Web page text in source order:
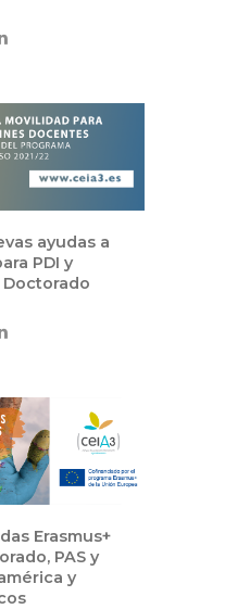
ayudas a
PDI y
Erasmus+
PAS y
y